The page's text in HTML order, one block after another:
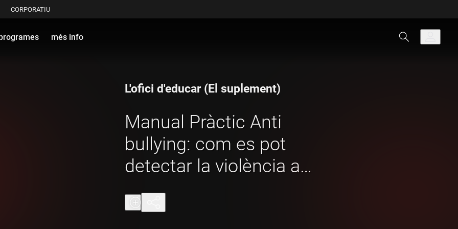
CORPORATIU
més info
L'ofici d'educar (El suplement)
Manual Pràctic Anti
bullying: com es pot
detectar la violència a
l'aula?